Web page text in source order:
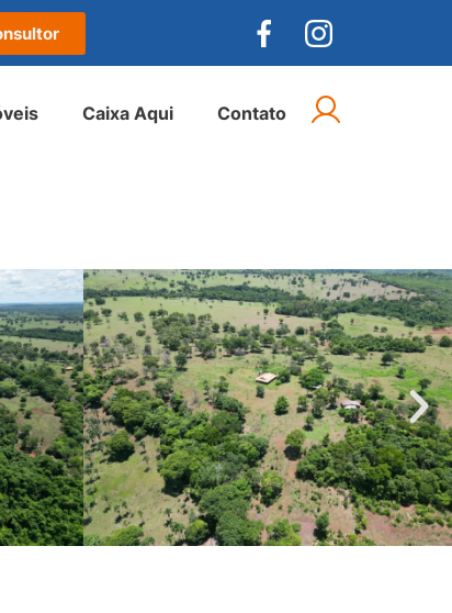
Caixa Aqui Contato